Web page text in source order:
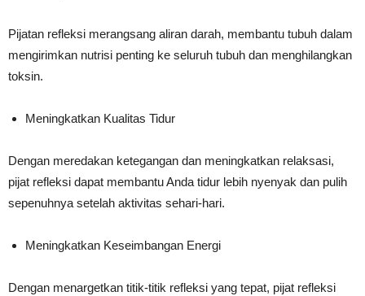
Pijatan refleksi merangsang aliran darah, membantu tubuh dalam
mengirimkan nutrisi penting ke seluruh tubuh dan menghilangkan
toksin.
Meningkatkan Kualitas Tidur
Dengan meredakan ketegangan dan meningkatkan relaksasi,
pijat refleksi dapat membantu Anda tidur lebih nyenyak dan pulih
sepenuhnya setelah aktivitas sehari-hari.
Meningkatkan Keseimbangan Energi
Dengan menargetkan titik-titik refleksi yang tepat, pijat refleksi